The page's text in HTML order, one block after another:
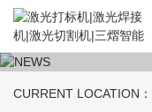
CURRENT LOCATION：